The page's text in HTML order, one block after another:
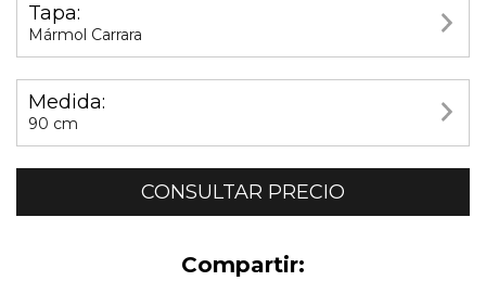
Tapa:
Mármol Carrara
Medida:
90 cm
Compartir: